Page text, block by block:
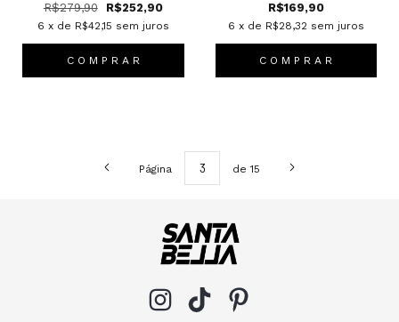
R$279,90 R$252,90
6 x de R$42,15 sem juros
C O M P R A R
R$169,90
6 x de R$28,32 sem juros
C O M P R A R
Página de 15